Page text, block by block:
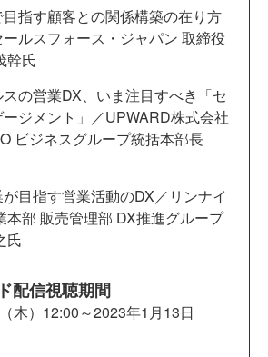
指す顧客との関係構築の在り方
ルスフォース・ジャパン 取締役
幹氏
の営業DX、いま注目すべき「セ
ジメント」／UPWARD株式会社
ビジネスグループ統括本部長
目指す営業活動のDX／リンナイ
本部 販売管理部 DX推進グループ
氏
配信視聴期間
木）12:00～2023年1月13日